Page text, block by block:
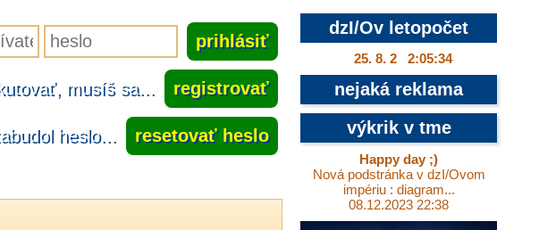
musíš sa... registrovať
heslo... resetovať heslo
dzI/Ov letopočet
25. 8. 2 2:05:35
nejaká reklama
výkrik v tme
Happy day ;)
Nová podstránka v dzI/Ovom
impériu : diagram...
08.12.2023 22:38